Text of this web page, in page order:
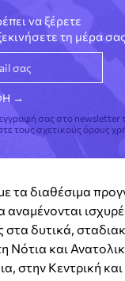
να ξέρετε
τη μέρα
σας στο newsletter
τους σχετικούς όρους
τα διαθέσιμα
αναμένονται
στα δυτικά,
Νότια και
στην Κεντρική